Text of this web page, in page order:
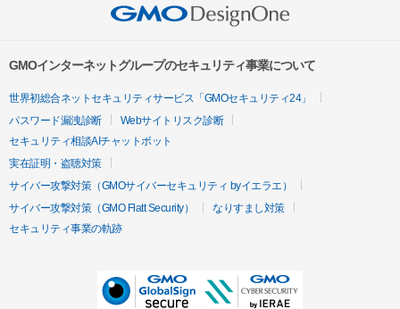
GMOインターネットグループのセキュリティ事業について
世界初総合ネットセキュリティサービス「GMOセキュリティ24」
パスワード漏洩診断
Webサイトリスク診断
セキュリティ相談AIチャットボット
実在証明・盗聴対策
サイバー攻撃対策（GMOサイバーセキュリティ byイエラエ）
サイバー攻撃対策（GMO Flatt Security）
なりすまし対策
セキュリティ事業の軌跡